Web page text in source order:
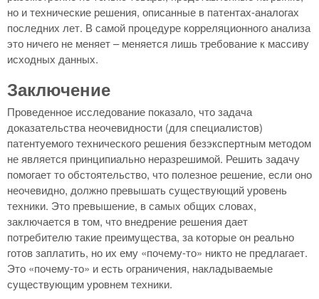
но и технические решения, описанные в патентах-аналогах
последних лет. В самой процедуре корреляционного анализа
это ничего не меняет – меняется лишь требование к массиву
исходных данных.
Заключение
Проведенное исследование показало, что задача
доказательства неочевидности (для специалистов)
патентуемого технического решения безэкспертным методом
не является принципиально неразрешимой. Решить задачу
помогает то обстоятельство, что полезное решение, если оно
неочевидно, должно превышать существующий уровень
техники. Это превышение, в самых общих словах,
заключается в том, что внедрение решения дает
потребителю такие преимущества, за которые он реально
готов заплатить, но их ему «почему-то» никто не предлагает.
Это «почему-то» и есть ограничения, накладываемые
существующим уровнем техники.